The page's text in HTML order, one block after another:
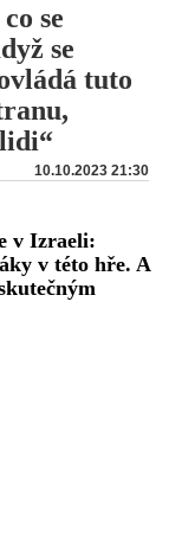
se
se
tuto
10.10.2023 21:30
v Izraeli:
v této hře. A